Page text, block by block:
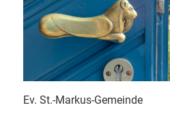
Ev. St.-Markus-Gemeinde